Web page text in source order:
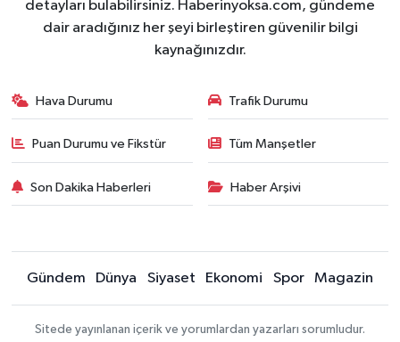
detayları bulabilirsiniz. Haberinyoksa.com, gündeme
dair aradığınız her şeyi birleştiren güvenilir bilgi
kaynağınızdır.
Hava Durumu Trafik Durumu
Puan Durumu ve Fikstür Tüm Manşetler
Son Dakika Haberleri Haber Arşivi
Gündem Dünya Siyaset Ekonomi Spor Magazin
Sitede yayınlanan içerik ve yorumlardan yazarları sorumludur.